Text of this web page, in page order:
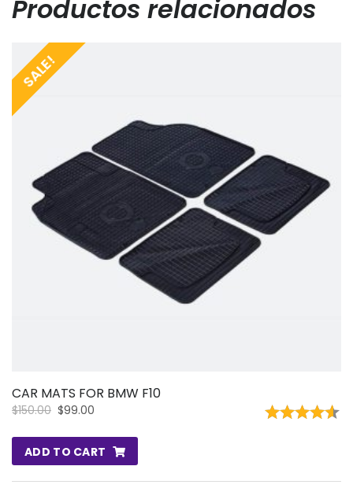
Productos relacionados
SALE!
CAR MATS FOR BMW F10
$150.00 $99.00
ADD TO CART